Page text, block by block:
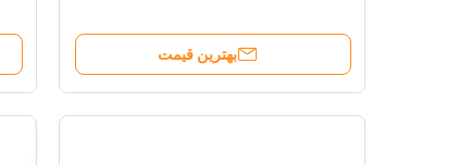
بهترین قیمت